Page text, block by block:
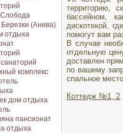
(Анива)
отдыха
комплекс
дом отдыха
пансионат
отдыха
территорию,
бассейном,
дискотекой,
помогут вам
В случае
отдельную
доставлен
по вашему
спальное
Коттедж №1, 2